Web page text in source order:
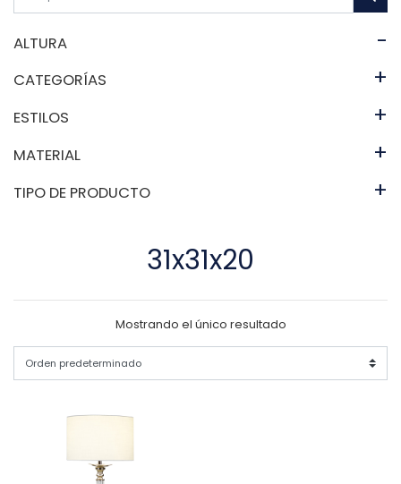
ALTURA -
CATEGORÍAS +
ESTILOS +
MATERIAL +
TIPO DE PRODUCTO +
31x31x20
Mostrando el único resultado